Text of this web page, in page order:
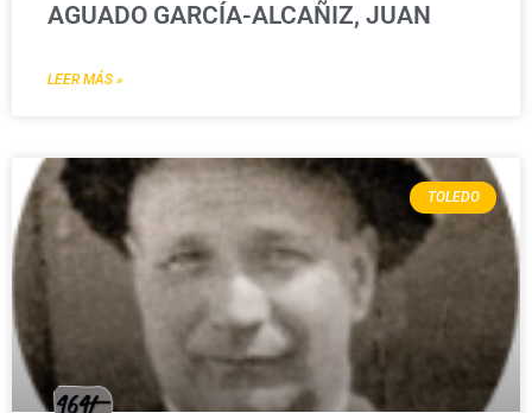
AGUADO GARCÍA-ALCAÑIZ, JUAN
LEER MÁS »
TOLEDO